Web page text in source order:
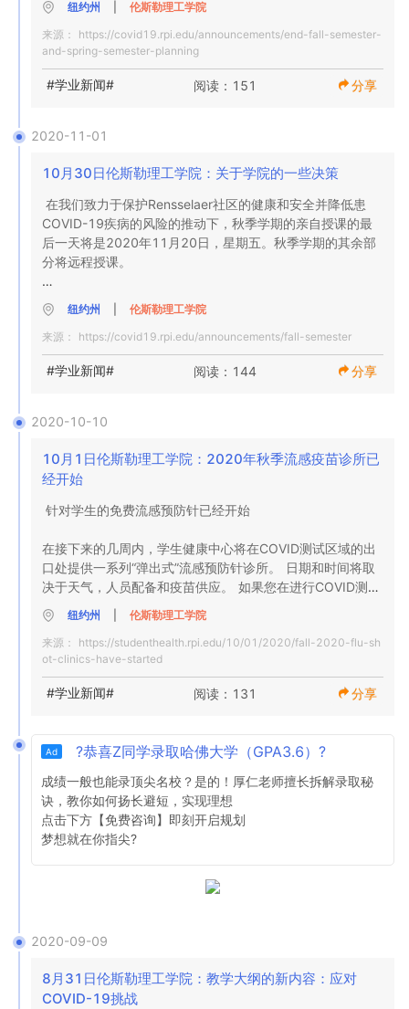
博士居住在校园之外且可进入校园并已获得教务长，研究副
总裁和院长批准进行考试的学生，将每周接受两次考试；
博士住在校园之外无法进入校园的学生将不会接受测试；
准考试的硕士学生，将每周接受两次考试；和
没有校园访问权限的硕士生将不会接受测试。
教职员工测试
具有校园访问权限的基本员工和教职员工将根据多个风险因
隔离与隔离
校园隔离和检疫设施仅适用于居住在伦斯勒住房中的学生。
生提供资源。卫生中心将提供24/7全天候服务，以支持所有
学生的健康和福祉，只需预约即可。如果发生紧急情况，请
致电911或联系当地医院的急诊室。
不在弹簧测试协议中的组的测试资源
伦斯勒县和奥尔巴尼县为居住在首都地区但无法在校园内进
请访问COVID-19网站以获取有关“返回校园运营”计划的更新
和详细信息。当信息可用时，我们将通知校园社区。
校园。
和活动日志（DIAL）并单击“感恩节后考试时间表”按钮来安
调度。
所有COVID-19测试都将在校友体育和娱乐中心（AS＆RC）
（也称为军械库）中进行。请使用离新生山最近的军械库的
后门。 AS＆RC位于第15街人行天桥的东侧，正对着公共安
全大楼。
如有任何疑问，请通过电子邮件或致电（518）276-3065
与员工关系和专业发展总监Larry Hardy联系。
感谢您保持我们社区所有成员安全的警惕。
COVID-19测试
我们社区的每个部分都为成功重新开放校园以及提供远程教
育和支持服务做出了贡献。值得赞扬的是，我们的学生，教
职员工均表现出巨大的责任感，并认真遵守了我们全面的健
详细介绍。严格遵守这些协议，使我们能够积极降低在
们已经进行了82,000多次COVID-19测试，并获得18项阳性
最近几周，我有机会通过Webex与许多杰出的教职员工会
面，这使我们成功的秋季学期成为可能。在这一工作中发挥
了关键作用的教职员工，学生和教职员工的名单很长，在此
感谢在此环境下努力提供最佳和最安全的教育经历的每一个
人。 COVID-19大流行带来的困难情况。
秋季学期结束
如先前宣布的那样，秋季学期亲自授课的最后一天将在2020
课。根据我们正在进行的T3SQ（I）协议测试频率，所有可
尽管将进行的整体测试总数减少，因为需要进入校园的在校
至2020年12月23日以及然后从2021年1月4日至11日再次
2或3）的研究生将在这些时间段内继续使用其研究实验室和
核心设施。
在感恩节假期（2020年11月26-29日）和寒假（2020年12
者指定为“基本”的教职员工才能进入校园。在冬季休假期间留
19测试。
春季学期远程课程的第一天是2021年1月19日，面对面的课
程将于2021年2月1日开始。
如我们的《基于校园的运营计划》所述，新生，大二，大四
和研究生将在春季学期进入校园。春季学期是大三学生的拱
我们当前的计划要求提供面对面，混合和远程教学的结合，
备毕业的高年级学生，我们将在教育要求和我们的社会疏远
协议允许的条件下（例如，实验室课程，顶点设计会议和工
纽约州
伦斯勒理工学院
来源： https://covid19.rpi.edu/announcements/end-fall-semester-
and-spring-semester-planning
#学业新闻# 阅读：151 分享
2020-11-01
10月30日伦斯勒理工学院：关于学院的一些决策
在我们致力于保护Rensselaer社区的健康和安全并降低患
COVID-19疾病的风险的推动下，秋季学期的亲自授课的最
后一天将是2020年11月20日，星期五。秋季学期的其余部
分将远程授课。
教务长Prabhat Hajela将与学院院长协调，将计划在11月23
日至11月25日之间进行的所有实验室和其他动手教学活动转
换为远程形式。
COVID-19测试
根据我们正在进行的T3SQ（I）协议测试频率，将在离开校
在感恩节假期期间（2020年11月26日至11月29日），只有
被每个投资组合所有者指定为“基本”的教职员工才能进入校
园。
尽管将减少总的测试总数，因为需要进入校园的在校生，教
职员工数量减少，但测试频率在2020年11月30日到2021年
1月11日期间将保持不变。
在冬季休假（2020年12月24日至2021年1月3日）期间留
在校园的学生将在此期间至少接受一次COVID-19测试。
纽约州
伦斯勒理工学院
来源： https://covid19.rpi.edu/announcements/fall-semester
#学业新闻# 阅读：144 分享
2020-10-10
10月1日伦斯勒理工学院：2020年秋季流感疫苗诊所已
经开始
针对学生的免费流感预防针已经开始
在接下来的几周内，学生健康中心将在COVID测试区域的出
口处提供一系列“弹出式”流感预防针诊所。 日期和时间将取
决于天气，人员配备和疫苗供应。 如果您在进行COVID测试
后在那儿看到我们，请继续走下另一个重要步骤，以保护您
的健康。
由于供应有限，这些诊所仅供学生使用。 鼓励教职员工在10
月23日至28日举行的人力资源赞助的流感诊所免费注射流感
疫苗（详情将分发）。
纽约州
伦斯勒理工学院
来源： https://studenthealth.rpi.edu/10/01/2020/fall-2020-flu-sh
ot-clinics-have-started
#学业新闻# 阅读：131 分享
Ad ?恭喜Z同学录取哈佛大学（GPA3.6）?
成绩一般也能录顶尖名校？是的！厚仁老师擅长拆解录取秘
诀，教你如何扬长避短，实现理想
点击下方【免费咨询】即刻开启规划
梦想就在你指尖?
2020-09-09
8月31日伦斯勒理工学院：教学大纲的新内容：应对
COVID-19挑战